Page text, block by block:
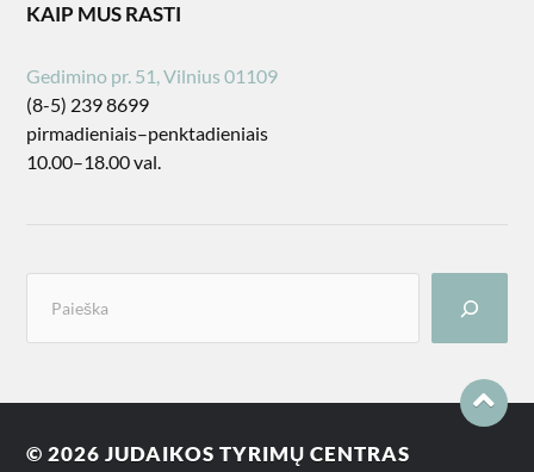
KAIP MUS RASTI
Gedimino pr. 51, Vilnius 01109
(8-5) 239 8699
pirmadieniais–penktadieniais
10.00–18.00 val.
© 2026JUDAIKOS TYRIMŲ CENTRAS